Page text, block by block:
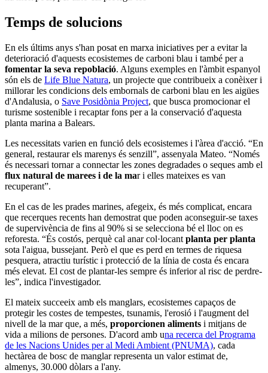
Temps de solucions
En els últims anys s'han posat en marxa iniciatives per a evitar la
deterioració d'aquests ecosistemes de carboni blau i també per a
fomentar la seva repoblació. Alguns exemples en l'àmbit espanyol
són els de Life Blue Natura, un projecte que contribueix a conèixer i
millorar les condicions dels embornals de carboni blau en les aigües
d'Andalusia, o Save Posidònia Project, que busca promocionar el
turisme sostenible i recaptar fons per a la conservació d'aquesta
planta marina a Balears.
Les necessitats varien en funció dels ecosistemes i l'àrea d'acció. “En
general, restaurar els marenys és senzill”, assenyala Mateo. “Només
és necessari tornar a connectar les zones degradades o seques amb el
flux natural de marees i de la mar i elles mateixes es van
recuperant”.
En el cas de les prades marines, afegeix, és més complicat, encara
que recerques recents han demostrat que poden aconseguir-se taxes
de supervivència de fins al 90% si se selecciona bé el lloc on es
reforesta. “És costós, perquè cal anar col·locant planta per planta
sota l'aigua, bussejant. Però el que es perd en termes de riquesa
pesquera, atractiu turístic i protecció de la línia de costa és encara
més elevat. El cost de plantar-les sempre és inferior al risc de perdre-
les”, indica l'investigador.
El mateix succeeix amb els manglars, ecosistemes capaços de
protegir les costes de tempestes, tsunamis, l'erosió i l'augment del
nivell de la mar que, a més, proporcionen aliments i mitjans de
vida a milions de persones. D'acord amb una recerca del Programa
de les Nacions Unides per al Medi Ambient (PNUMA), cada
hectàrea de bosc de manglar representa un valor estimat de,
almenys, 30.000 dòlars a l'any.